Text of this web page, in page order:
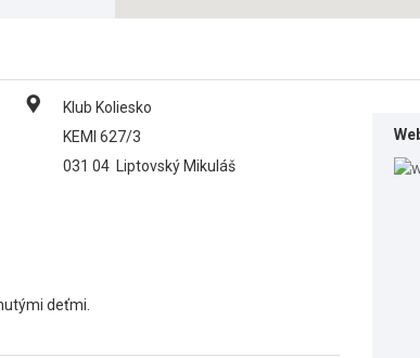
Klub Koliesko
KEMI 627/3
031 04
Liptovský Mikuláš
deťmi.